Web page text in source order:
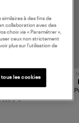
€
à des fins de
collaboration avec des
choix via « Paramétrer »,
ceux non strictement
plus sur l’utilisation de
les cookies